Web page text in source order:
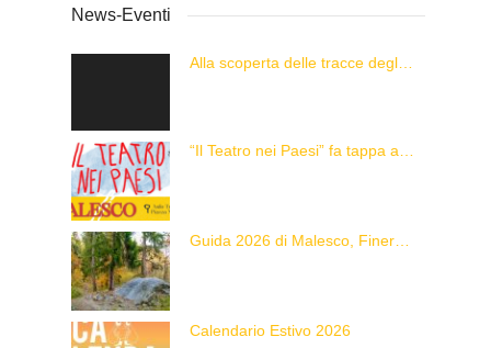
News-Eventi
Calendario Estivo 2026